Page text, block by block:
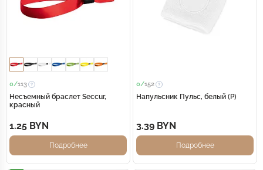
0/113
Несъемный браслет Seccur,
красный
1.25 BYN
Подробнее
0/152
Напульсник Пульс, белый (Р)
3.39 BYN
Подробнее